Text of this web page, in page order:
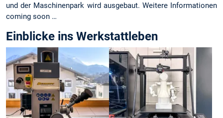
und der Maschinenpark wird ausgebaut. Weitere Informationen
coming soon …
Einblicke ins Werkstattleben